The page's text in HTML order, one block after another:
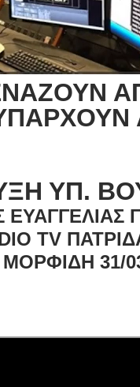
ΥΠ.
TV
31/